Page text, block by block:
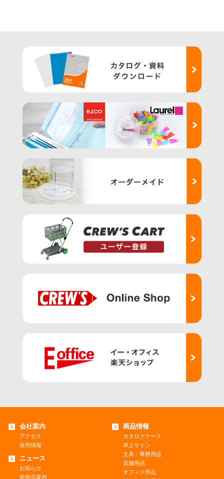
会社案内
アクセス
採用情報
ニュース
お知らせ
新商品案内
商品情報
カタログケース
卓上サイン
文具・事務用品
店舗用品
オフィス用品